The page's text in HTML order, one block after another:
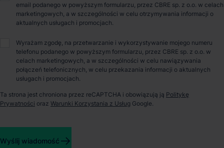
O parku
Accolade Funds Park Lublin znajduje się w pobliżu węzła
obwodnicy miasta, w specjalnej strefie ekonomicznej oraz
dysponuje jedyną powierzchnią magazynową klasy A w tym
rejonie. Accolade Funds Park Lublin to projekt 3 hal
magazynowych klasy A liczących łącznie ok. 71 361 m2
powierzchni. Park oferuje najwyższą jakość rozwiązań i
wschodniej granicy Unii Europejskiej stwarza optymalne
email podanego w powyższym formularzu, przez CBRE sp. z o.o. w celach
marketingowych, a w szczególności w celu otrzymywania informacji o
aktualnych usługach i promocjach.
Wyrażam zgodę, na przetwarzanie i wykorzystywanie mojego numeru
telefonu podanego w powyższym formularzu, przez CBRE sp. z o.o. w
celach marketingowych, a w szczególności w celu nawiązywania
połączeń telefonicznych, w celu przekazania informacji o aktualnych
usługach i promocjach.
Ta strona jest chroniona przez reCAPTCHA i obowiązują ją Politykę
Prywatności oraz Warunki Korzystania z Usług Google.
Wyślij wiadomość